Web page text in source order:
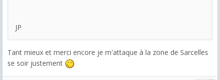
JP
Tant mieux et merci encore je m'attaque à la zone de Sarcelles
se soir justement